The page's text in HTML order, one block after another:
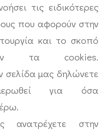
τις ειδικότερες
που αφορούν στην
και το σκοπό
τα cookies.
σελίδα μας δηλώνετε
για όσα
ανατρέχετε στην